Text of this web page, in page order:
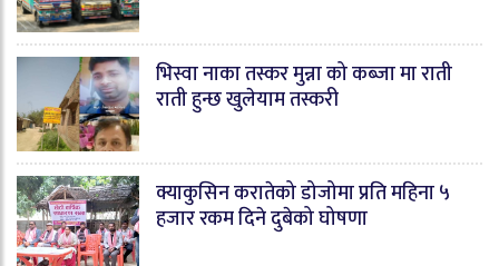
भिस्वा नाका तस्कर मुन्ना को कब्जा मा राती
राती हुन्छ खुलेयाम तस्करी
क्याकुसिन करातेको डोजोमा प्रति महिना ५
हजार रकम दिने दुबेको घोषणा